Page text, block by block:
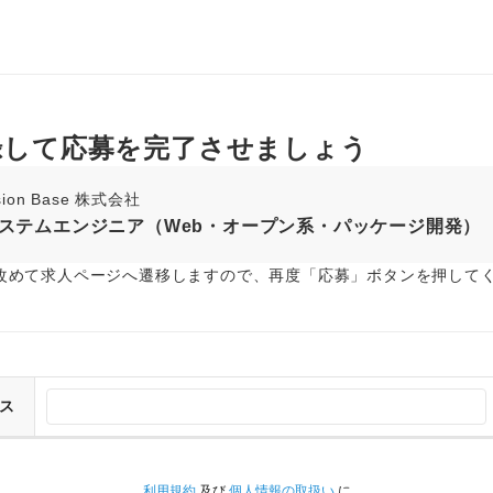
て応募を完了させましょう
Base 株式会社
テムエンジニア（Web・オープン系・パッケージ開発）
めて求人ページへ遷移しますので、再度「応募」ボタンを押して